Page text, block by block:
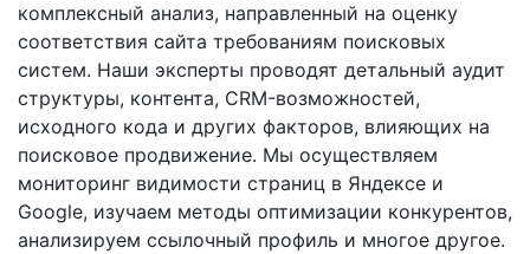
комплексный анализ, направленный на оценку
соответствия сайта требованиям поисковых
систем. Наши эксперты проводят детальный аудит
структуры, контента, CRM-возможностей,
исходного кода и других факторов, влияющих на
поисковое продвижение. Мы осуществляем
мониторинг видимости страниц в Яндексе и
Google, изучаем методы оптимизации конкурентов,
анализируем ссылочный профиль и многое другое.